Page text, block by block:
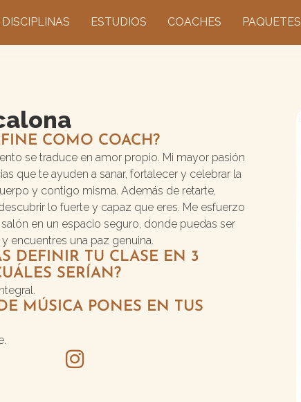
DISCIPLINAS ESTUDIOS COACHES PAQUETES
COMO COACH?
se traduce en amor propio. Mi mayor pasión
que te ayuden a sanar, fortalecer y celebrar la
y contigo misma. Además de retarte,
lo fuerte y capaz que eres. Me esfuerzo
en un espacio seguro, donde puedas ser
encuentres una paz genuina.
DEFINIR TU CLASE EN 3
SERÍAN?
MÚSICA PONES EN TUS